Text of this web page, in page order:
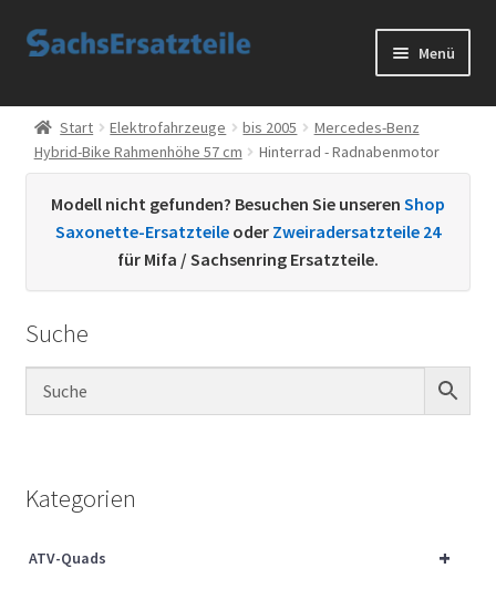
Zur
Zum
Menü
Start
AGB
Datenschutzerklärung
Kontakt
Sachs Ersatzteile
Über uns
Start Elektrofahrzeuge bis 2005
Mercedes-Benz
Hybrid-Bike Rahmenhöhe 57 cm
Hinterrad - Radnabenmotor
Modell nicht gefunden? Besuchen Sie unseren Shop
Saxonette-Ersatzteile oder Zweiradersatzteile 24
für Mifa / Sachsenring Ersatzteile.
Suche
Kategorien
+
ATV-Quads